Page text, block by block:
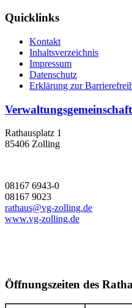
Quicklinks
Kontakt
Inhaltsverzeichnis
Impressum
Datenschutz
Erklärung zur
Rathausplatz 1
85406 Zolling
08167 6943-0
08167 9023
rathaus@vg-zolling.de
www.vg-zolling.de
Öffnungszeiten des